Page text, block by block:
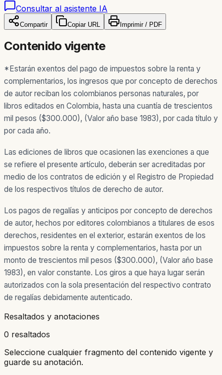
Consultar al asistente IA
Compartir Copiar URL Imprimir / PDF
Contenido vigente
*Estarán exentos del pago de impuestos sobre la renta y
complementarios, los ingresos que por concepto de derechos
de autor reciban los colombianos personas naturales, por
libros editados en Colombia, hasta una cuantía de trescientos
mil pesos ($300.000), (Valor año base 1983), por cada título y
por cada año.
Las ediciones de libros que ocasionen las exenciones a que
se refiere el presente artículo, deberán ser acreditadas por
medio de los contratos de edición y el Registro de Propiedad
de los respectivos títulos de derecho de autor.
Los pagos de regalías y anticipos por concepto de derechos
de autor, hechos por editores colombianos a titulares de esos
derechos, residentes en el exterior, estarán exentos de los
impuestos sobre la renta y complementarios, hasta por un
monto de trescientos mil pesos ($300.000), (Valor año base
1983), en valor constante. Los giros a que haya lugar serán
autorizados con la sola presentación del respectivo contrato
de regalías debidamente autenticado.
Resaltados y anotaciones
0 resaltados
Seleccione cualquier fragmento del contenido vigente y
guarde su anotación.